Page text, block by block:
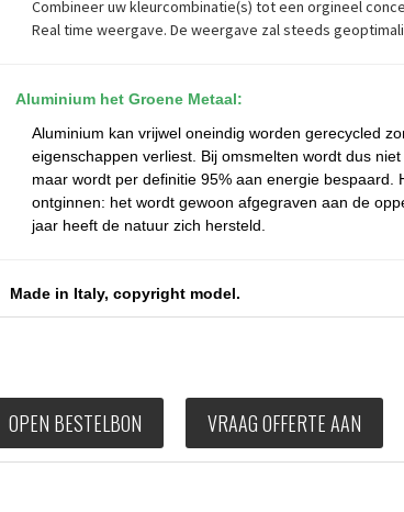
Combineer uw kleurcombinatie(s) tot een orgineel
Real time weergave. De weergave zal steeds
Aluminium het Groene Metaal:
Aluminium kan vrijwel oneindig worden gerecycled
eigenschappen verliest. Bij omsmelten wordt dus
maar wordt per definitie 95% aan energie bespaard.
ontginnen: het wordt gewoon afgegraven aan de
jaar heeft de natuur zich hersteld.
Made in Italy, copyright model.
OPEN BESTELBON VRAAG OFFERTE AAN